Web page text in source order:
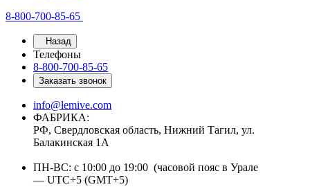
8-800-700-85-65
Назад
Телефоны
8-800-700-85-65
Заказать звонок
info@lemive.com
ФАБРИКА:
РФ, Свердловская область, Нижний Тагил, ул.
Балакинская 1А
ПН-ВС: с 10:00 до 19:00 (часовой пояс в Урале
— UTC+5 (GMT+5)